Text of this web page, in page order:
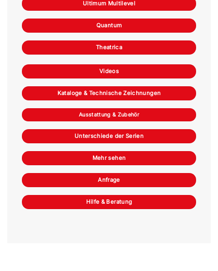
Ultimum Multilevel
Quantum
Theatrica
Videos
Kataloge & Technische Zeichnungen
Ausstattung & Zubehör
Unterschiede der Serien
Mehr sehen
Anfrage
Hilfe & Beratung